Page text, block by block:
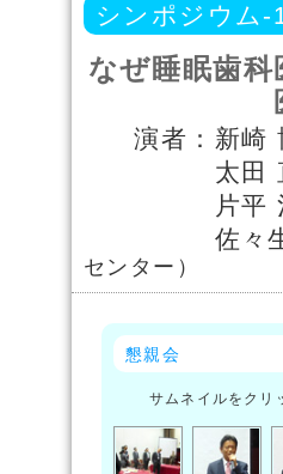
シンポジウム-
なぜ睡眠歯
演者：新崎
太田 直
片平 治
佐々生
センター）
懇親会
サムネイルをクリ